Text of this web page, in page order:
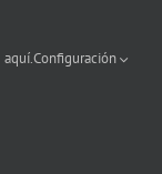
aquí.Configuración